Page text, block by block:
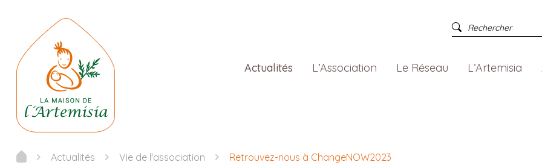
Actualités L’Association Le Réseau L’Artemisia
Actualités Vie de l'association Retrouvez-nous à ChangeNOW2023